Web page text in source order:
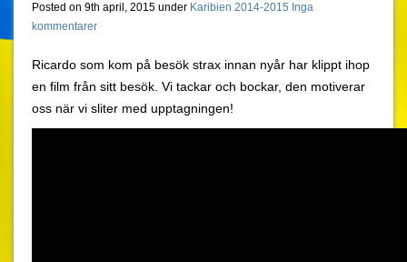
Posted on 9th april, 2015 under Karibien 2014-2015 Inga
kommentarer
Ricardo som kom på besök strax innan nyår har klippt ihop
en film från sitt besök. Vi tackar och bockar, den motiverar
oss när vi sliter med upptagningen!